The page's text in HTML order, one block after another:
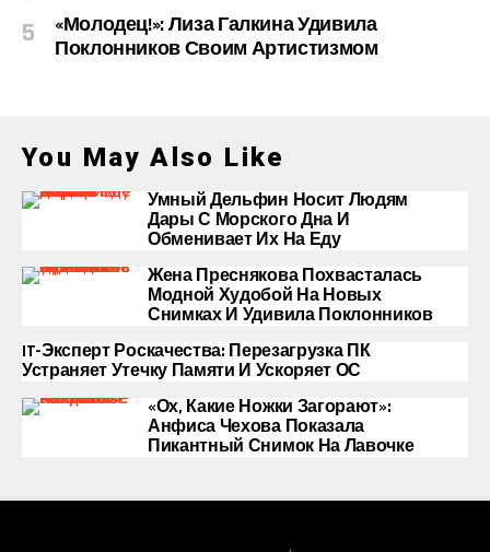
«Молодец!»: Лиза Галкина Удивила
Поклонников Своим Артистизмом
You May Also Like
Умный Дельфин Носит Людям
Дары С Морского Дна И
Обменивает Их На Еду
Жена Преснякова Похвасталась
Модной Худобой На Новых
Снимках И Удивила Поклонников
IT-Эксперт Роскачества: Перезагрузка ПК
Устраняет Утечку Памяти И Ускоряет ОС
«Ох, Какие Ножки Загорают»:
Анфиса Чехова Показала
Пикантный Снимок На Лавочке